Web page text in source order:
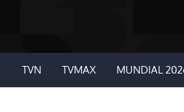
TVN TVMAX MUNDIAL